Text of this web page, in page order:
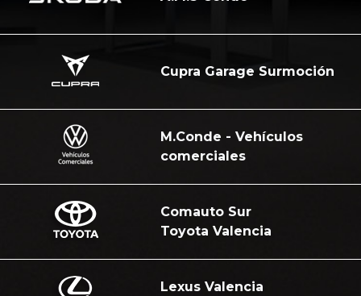
Cupra Garage Surmoción
M.Conde - Vehículos
comerciales
Comauto Sur
Toyota Valencia
Lexus Valencia